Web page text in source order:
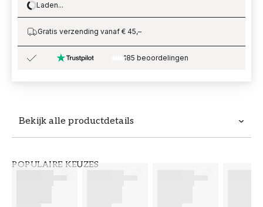
Bekijk alle productdetails
POPULAIRE KEUZES
Loading…
Laden...
Gratis verzending vanaf € 45,–
185 beoordelingen